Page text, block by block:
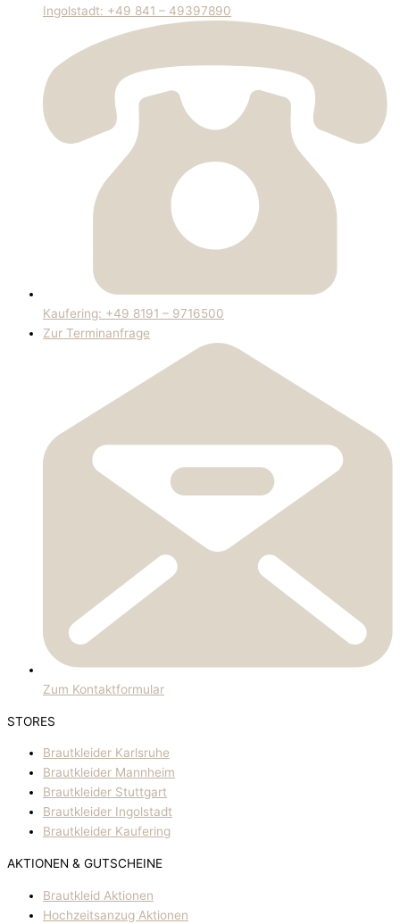
Ingolstadt: +49 841 – 49397890
Kaufering: +49 8191 – 9716500
Zur Terminanfrage
Zum Kontaktformular
STORES
Brautkleider Karlsruhe
Brautkleider Mannheim
Brautkleider Stuttgart
Brautkleider Ingolstadt
Brautkleider Kaufering
AKTIONEN & GUTSCHEINE
Brautkleid Aktionen
Hochzeitsanzug Aktionen